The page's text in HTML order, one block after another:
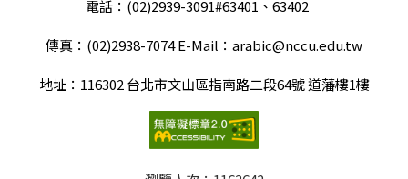
電話：(02)2939-3091#63401、63402
傳真：(02)2938-7074 E-Mail：arabic@nccu.edu.tw
地址：116302 台北市文山區指南路二段64號 道藩樓1樓